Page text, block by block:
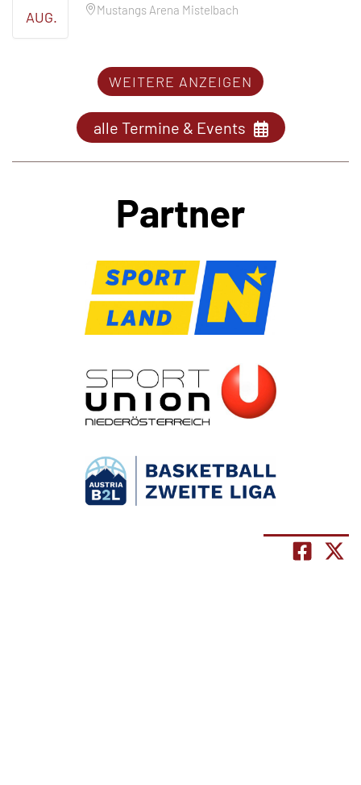
AUG. Mustangs Arena Mistelbach
WEITERE ANZEIGEN
alle Termine & Events
Partner